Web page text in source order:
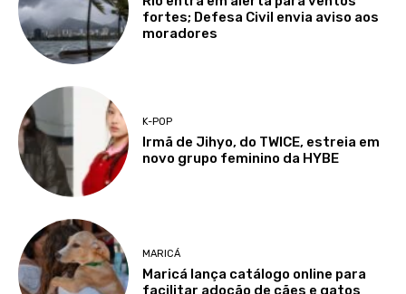
fortes; Defesa Civil envia aviso aos
moradores
K-POP
Irmã de Jihyo, do TWICE, estreia em
novo grupo feminino da HYBE
MARICÁ
Maricá lança catálogo online para
facilitar adoção de cães e gatos